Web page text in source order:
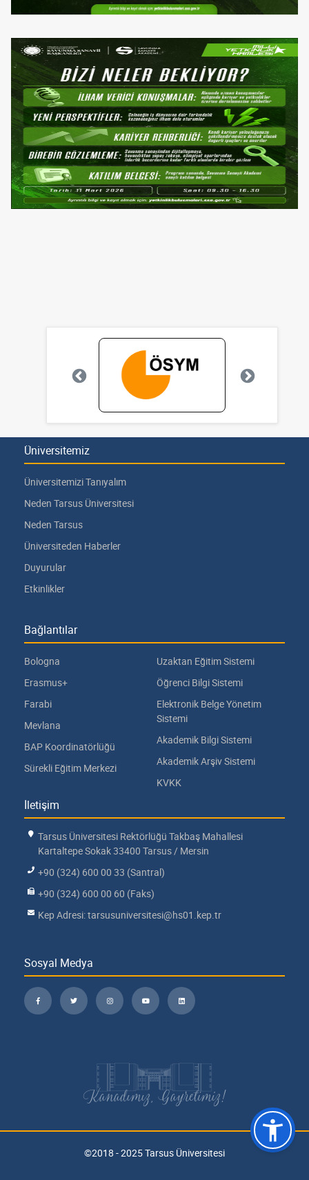
Üniversitemiz
Üniversitemizi Tanıyalım
Neden Tarsus Üniversitesi
Neden Tarsus
Üniversiteden Haberler
Duyurular
Etkinlikler
Bağlantılar
Bologna
Erasmus+
Farabi
Mevlana
BAP Koordinatörlüğü
Sürekli Eğitim Merkezi
Uzaktan Eğitim Sistemi
Öğrenci Bilgi Sistemi
Elektronik Belge Yönetim
Sistemi
Akademik Bilgi Sistemi
Akademik Arşiv Sistemi
KVKK
İletişim
Tarsus Üniversitesi Rektörlüğü Takbaş Mahallesi
Kartaltepe Sokak 33400 Tarsus / Mersin
+90 (324) 600 00 33 (Santral)
+90 (324) 600 00 60 (Faks)
Kep Adresi: tarsusuniversitesi@hs01.kep.tr
Sosyal Medya
Kanadımız, Gayretimiz!
©2018 - 2025 Tarsus Üniversitesi